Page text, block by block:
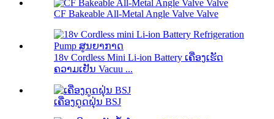
CF Bakeable All-Metal Angle Valve Valve
18v Cordless Mini Li-ion Battery ເຄື່ອງເຮັດ
ຄວາມເຢັນ Vacuu ...
ເຄື່ອງດູດຝຸ່ນ BSJ